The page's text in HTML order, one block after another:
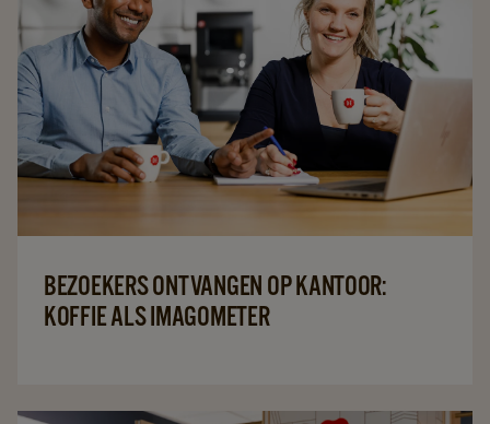
BEZOEKERS ONTVANGEN OP KANTOOR:
KOFFIE ALS IMAGOMETER